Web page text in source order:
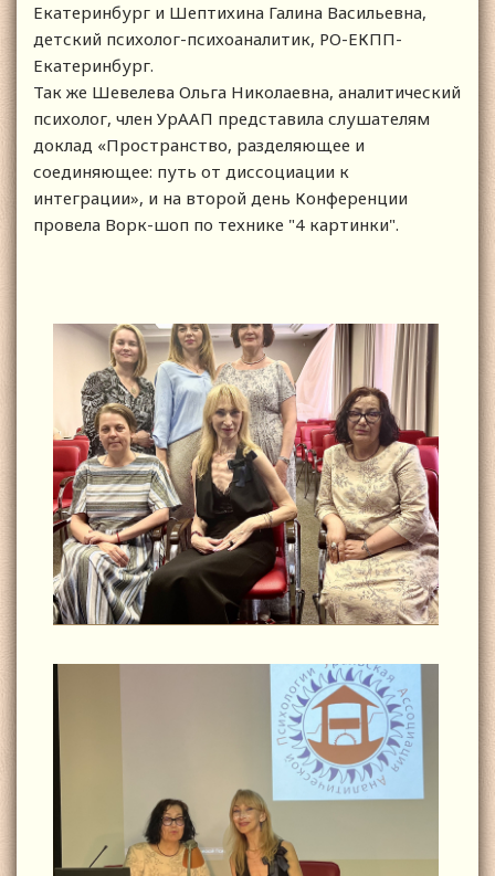
Екатеринбург и Шептихина Галина Васильевна,
детский психолог-психоаналитик, РО-ЕКПП-
Екатеринбург.
Так же Шевелева Ольга Николаевна, аналитический
психолог, член УрААП представила слушателям
доклад «Пространство, разделяющее и
соединяющее: путь от диссоциации к
интеграции», и на второй день Конференции
провела Ворк-шоп по технике "4 картинки".